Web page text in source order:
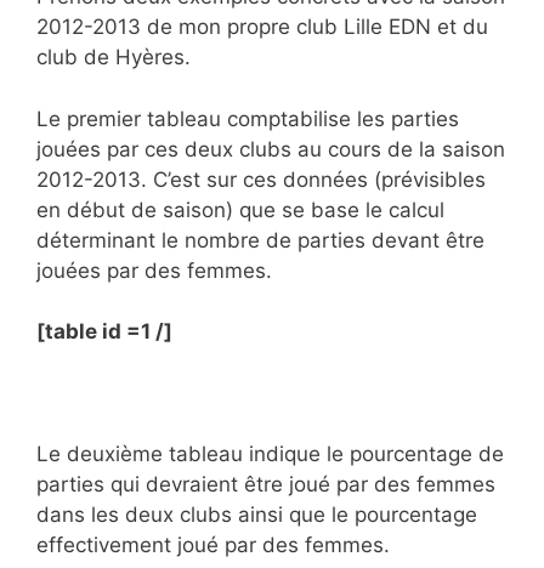
2012-2013 de mon propre club Lille EDN et du
club de Hyères.
Le premier tableau comptabilise les parties
jouées par ces deux clubs au cours de la saison
2012-2013. C’est sur ces données (prévisibles
en début de saison) que se base le calcul
déterminant le nombre de parties devant être
jouées par des femmes.
[table id =1 /]
Le deuxième tableau indique le pourcentage de
parties qui devraient être joué par des femmes
dans les deux clubs ainsi que le pourcentage
effectivement joué par des femmes.